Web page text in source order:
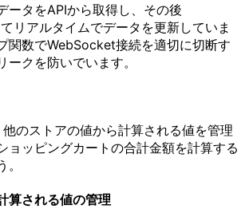
ータをAPIから取得し、その後
リアルタイムでデータを更新していま
関数でWebSocket接続を適切に切断す
ークを防いでいます。
のストアの値から計算される値を管理
ョッピングカートの合計金額を計算する
算される値の管理